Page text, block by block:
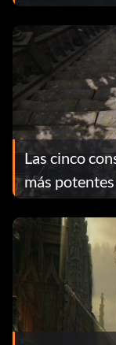
filtración del
Las cinco
más